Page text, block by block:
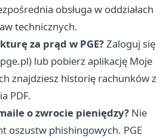
obsługa w oddziałach
technicznych.
za prąd w PGE?Zaloguj się
lub pobierz aplikację Moje
znajdziesz historię rachunków z
PDF.
o zwrocie pieniędzy? Nie
phishingowych. PGE